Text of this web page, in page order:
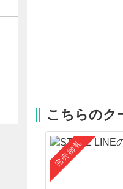
こちらのク
完売御礼